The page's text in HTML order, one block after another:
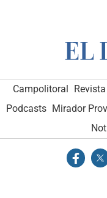
Campolitoral
Podcasts Mirador